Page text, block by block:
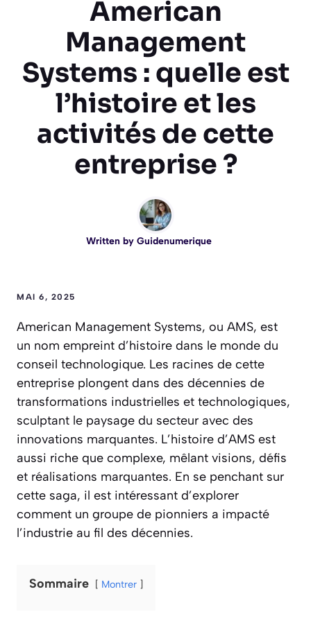
American
Management
Systems : quelle est
l’histoire et les
activités de cette
entreprise ?
Written by Guidenumerique
MAI 6, 2025
American Management Systems, ou AMS, est
un nom empreint d’histoire dans le monde du
conseil technologique. Les racines de cette
entreprise plongent dans des décennies de
transformations industrielles et technologiques,
sculptant le paysage du secteur avec des
innovations marquantes. L’histoire d’AMS est
aussi riche que complexe, mêlant visions, défis
et réalisations marquantes. En se penchant sur
cette saga, il est intéressant d’explorer
comment un groupe de pionniers a impacté
l’industrie au fil des décennies.
Sommaire Montrer